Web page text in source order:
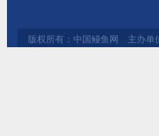
版权所有：中国鳗鱼网 主办单